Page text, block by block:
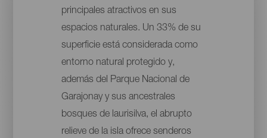
principales atractivos en sus
espacios naturales. Un 33% de su
superficie está considerada como
entorno natural protegido y,
además del Parque Nacional de
Garajonay y sus ancestrales
bosques de laurisilva, el abrupto
relieve de la isla ofrece senderos